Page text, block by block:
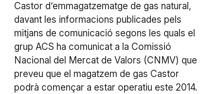
Castor d’emmagatzematge de gas natural,
davant les informacions publicades pels
mitjans de comunicació segons les quals el
grup ACS ha comunicat a la Comissió
Nacional del Mercat de Valors (CNMV) que
preveu que el magatzem de gas Castor
podrà començar a estar operatiu este 2014.